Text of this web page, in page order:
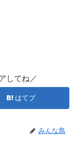
してね／
はてブ
みんな島